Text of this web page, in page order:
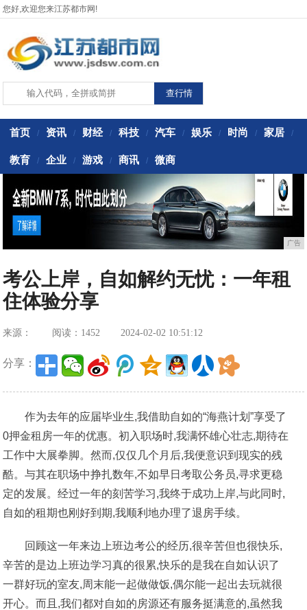
您好,欢迎您来江苏都市网!
首页 / 资讯 / 财经 / 科技 / 汽车 / 娱乐 / 时尚 / 家居 /
教育 / 企业 / 游戏 / 商讯 / 微商
广告
考公上岸，自如解约无忧：一年租
住体验分享
来源： 阅读：1452 2024-02-02 10:51:12
分享：
作为去年的应届毕业生,我借助自如的“海燕计划”享受了
0押金租房一年的优惠。初入职场时,我满怀雄心壮志,期待在
工作中大展拳脚。然而,仅仅几个月后,我便意识到现实的残
酷。与其在职场中挣扎数年,不如早日考取公务员,寻求更稳
定的发展。经过一年的刻苦学习,我终于成功上岸,与此同时,
自如的租期也刚好到期,我顺利地办理了退房手续。
回顾这一年来边上班边考公的经历,很辛苦但也很快乐,
辛苦的是边上班边学习真的很累,快乐的是我在自如认识了
一群好玩的室友,周末能一起做做饭,偶尔能一起出去玩就很
开心。而且,我们都对自如的房源还有服务挺满意的,虽然我